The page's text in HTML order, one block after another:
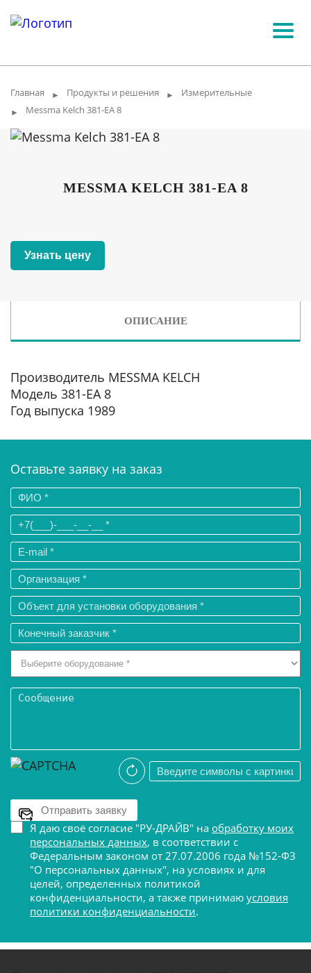
Главная ► Продукты и решения ► Измерительные
► Messma Kelch 381-EA 8
MESSMA KELCH 381-EA 8
Узнать цену
ОПИСАНИЕ
Производитель MESSMA KELCH
Модель 381-EA 8
Год выпуска 1989
Оставьте заявку на заказ
Я даю своё согласие "РУ-ДРАЙВ" на обработку моих
персональных данных, в соответствии с
Федеральным законом от 27.07.2006 года №152-ФЗ
"О персональных данных", на условиях и для
целей, определенных политикой
конфиденциальности, а также принимаю условия
политики конфиденциальности.